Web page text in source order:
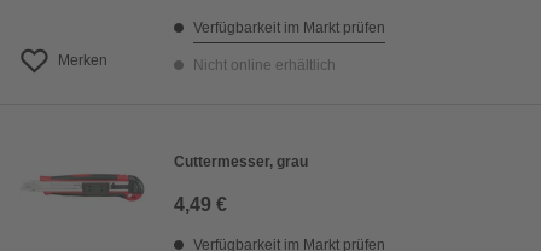
Merken
Verfügbarkeit im Markt prüfen
Nicht online erhältlich
Cuttermesser, grau
4,49 €
Verfügbarkeit im Markt prüfen